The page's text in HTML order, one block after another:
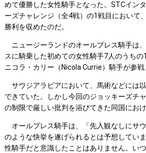
めて優勝した女性騎手となった。STCイン
ーズチャレンジ（全4戦）の1戦目において
勝利を収めたのだ。
ニュージーランドのオールプレス騎手は
スに騎乗した初めての女性騎手7人のうち
ニコラ・カリー（Nicola Currie）騎手が参戦
サウジアラビアにおいて、馬術などには
できていた。しかし今回のジョッキーズチ
の制限で厳しい批判を浴びてきた同国にお
オールプレス騎手は、「先入観なしにサ
のような快挙を遂げられるとは予想してい
性騎手だと意識したことはありません。い